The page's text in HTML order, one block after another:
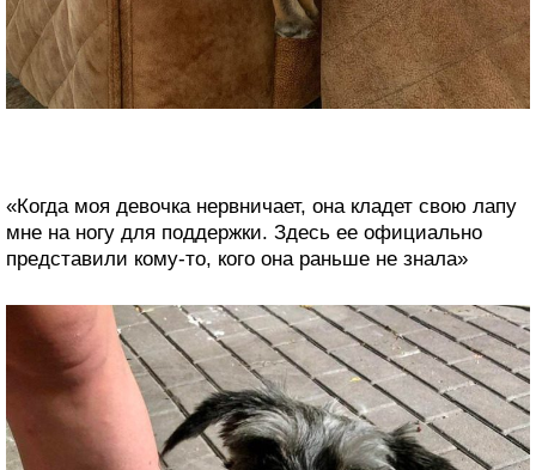
«Когда моя девочка нервничает, она кладет свою лапу
мне на ногу для поддержки. Здесь ее официально
представили кому-то, кого она раньше не знала»